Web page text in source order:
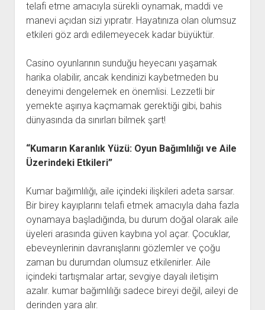
telafi etme amacıyla sürekli oynamak, maddi ve
manevi açıdan sizi yıpratır. Hayatınıza olan olumsuz
etkileri göz ardı edilemeyecek kadar büyüktür.
Casino oyunlarının sunduğu heyecanı yaşamak
harika olabilir, ancak kendinizi kaybetmeden bu
deneyimi dengelemek en önemlisi. Lezzetli bir
yemekte aşırıya kaçmamak gerektiği gibi, bahis
dünyasında da sınırları bilmek şart!
“Kumarın Karanlık Yüzü: Oyun Bağımlılığı ve Aile
Üzerindeki Etkileri”
Kumar bağımlılığı, aile içindeki ilişkileri adeta sarsar.
Bir birey kayıplarını telafi etmek amacıyla daha fazla
oynamaya başladığında, bu durum doğal olarak aile
üyeleri arasında güven kaybına yol açar. Çocuklar,
ebeveynlerinin davranışlarını gözlemler ve çoğu
zaman bu durumdan olumsuz etkilenirler. Aile
içindeki tartışmalar artar, sevgiye dayalı iletişim
azalır. kumar bağımlılığı sadece bireyi değil, aileyi de
derinden yara alır.